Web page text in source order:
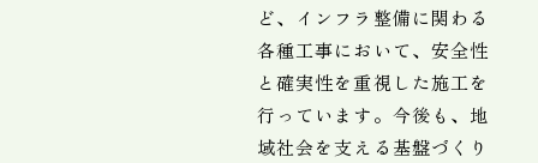
ど、インフラ整備に関わる
各種工事において、安全性
と確実性を重視した施工を
行っています。今後も、地
域社会を支える基盤づくり